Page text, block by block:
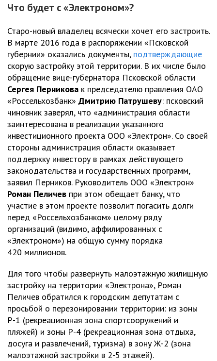
Что будет с «Электроном»?
Старо-новый владелец всячески хочет его застроить.
В марте 2016 года в распоряжении «Псковской
губернии» оказались документы, подтверждающие
скорую застройку этой территории. В их числе было
обращение вице-губернатора Псковской области
Сергея Перникова к председателю правления ОАО
«Россельхозбанк» Дмитрию Патрушеву: псковский
чиновник заверял, что «администрация области
заинтересована в реализации указанного
инвестиционного проекта ООО «Электрон». Со своей
стороны администрация области оказывает
поддержку инвестору в рамках действующего
законодательства и государственных программ,
заявил Перников. Руководитель ООО «Электрон»
Роман Пеличев при этом обещает банку, что
участие в этом проекте позволит погасить долги
перед «Россельхозбанком» целому ряду
организаций (видимо, аффилированных с
«Электроном») на общую сумму порядка
420 миллионов.
Для того чтобы развернуть малоэтажную жилищную
застройку на территории «Электрона», Роман
Пеличев обратился к городским депутатам с
просьбой о перезонировании территории: из зоны
Р-1 (рекреационная зона спортсооружений и
пляжей) и зоны Р-4 (рекреационная зона отдыха,
досуга и развлечений, туризма) в зону Ж-2 (зона
малоэтажной застройки в 2-5 этажей).